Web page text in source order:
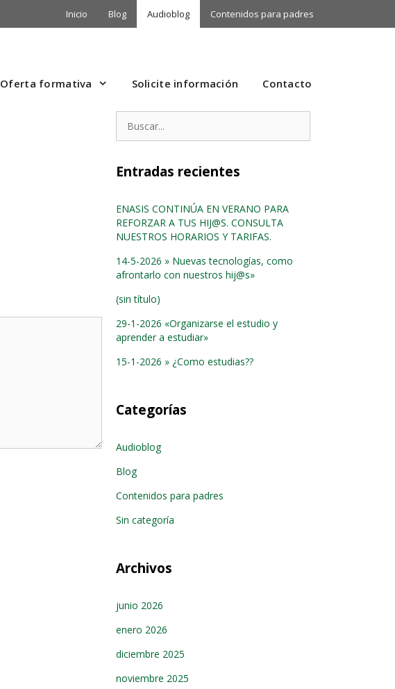
Inicio Blog Audioblog Contenidos para padres
Oferta formativa Solicite información Contacto
Entradas recientes
ENASIS CONTINÚA EN VERANO PARA
REFORZAR A TUS HIJ@S. CONSULTA
NUESTROS HORARIOS Y TARIFAS.
14-5-2026 » Nuevas tecnologías, como
afrontarlo con nuestros hij@s»
(sin título)
29-1-2026 «Organizarse el estudio y
aprender a estudiar»
15-1-2026 » ¿Como estudias??
Categorías
Audioblog
Blog
Contenidos para padres
Sin categoría
Archivos
junio 2026
enero 2026
diciembre 2025
noviembre 2025